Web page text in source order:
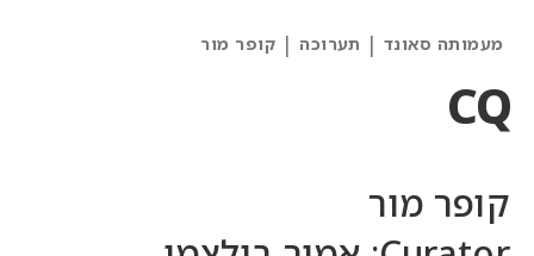
Categories
מעמותה סאונד | תערוכה | קופר מור
CQ
קופר מור